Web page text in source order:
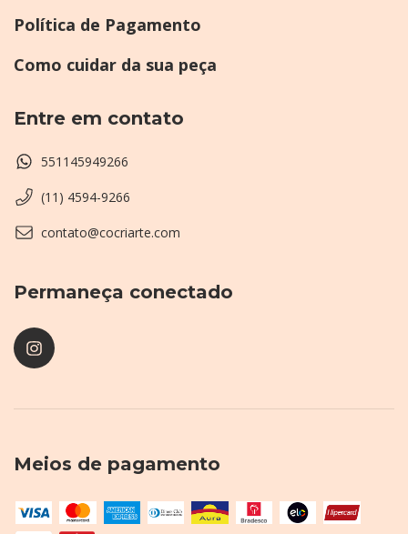
Política de Pagamento
Como cuidar da sua peça
Entre em contato
551145949266
(11) 4594-9266
contato@cocriarte.com
Permaneça conectado
Meios de pagamento